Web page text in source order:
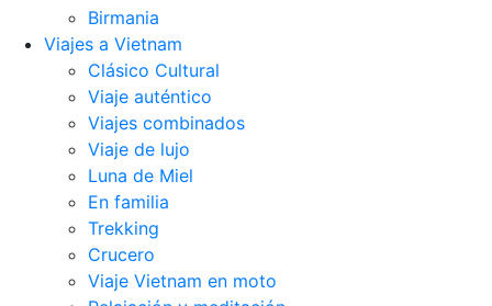
Birmania
Viajes a Vietnam
Clásico Cultural
Viaje auténtico
Viajes combinados
Viaje de lujo
Luna de Miel
En familia
Trekking
Crucero
Viaje Vietnam en moto